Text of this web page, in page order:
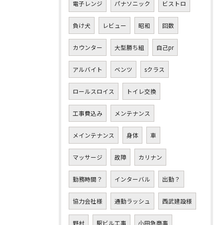
電子レンジ パナソニック ビストロ
負け犬 レビュー 昭和 回数
カウンター 大型勝ち組 自己pr
アルバイト ベンツ sクラス
ロールスロイス トイレ交換
工事費込み メンテナンス
メインテナンス 身体 車
マッサージ 故障 カリナン
勤務時間？ インターバル 出勤？
協力会社様 通勤ラッシュ 西武建設様
野村 駅ビル工事 小田急商事